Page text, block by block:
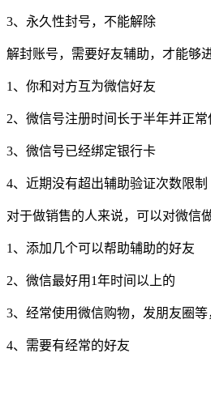
3、永久性封号，不能解除
解封账号，需要好友辅助，才能够
1、你和对方互为微信好友
2、微信号注册时间长于半年并正常
3、微信号已经绑定银行卡
4、近期没有超出辅助验证次数限制
对于做销售的人来说，可以对微信
1、添加几个可以帮助辅助的好友
2、微信最好用1年时间以上的
3、经常使用微信购物，发朋友圈
4、需要有经常的好友